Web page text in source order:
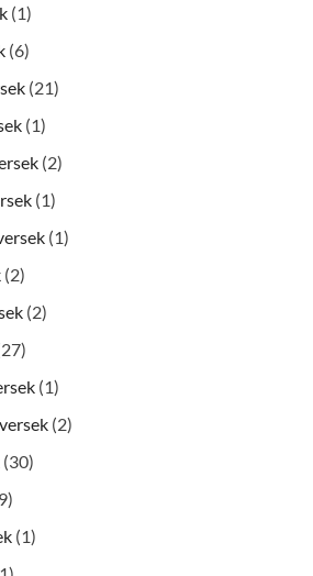
(1)
(6)
(21)
(1)
(2)
(1)
(1)
(2)
(2)
(1)
(2)
(30)
(1)